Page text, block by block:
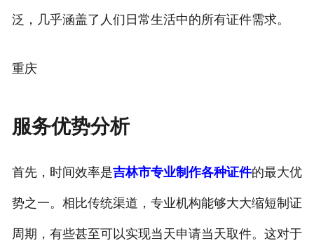
泛，几乎涵盖了人们日常生活中的所有证件需求。
重庆
服务优势分析
首先，时间效率是吉林市专业制作各种证件的最大优
势之一。相比传统渠道，专业机构能够大大缩短制证
周期，有些甚至可以实现当天申请当天取件。这对于